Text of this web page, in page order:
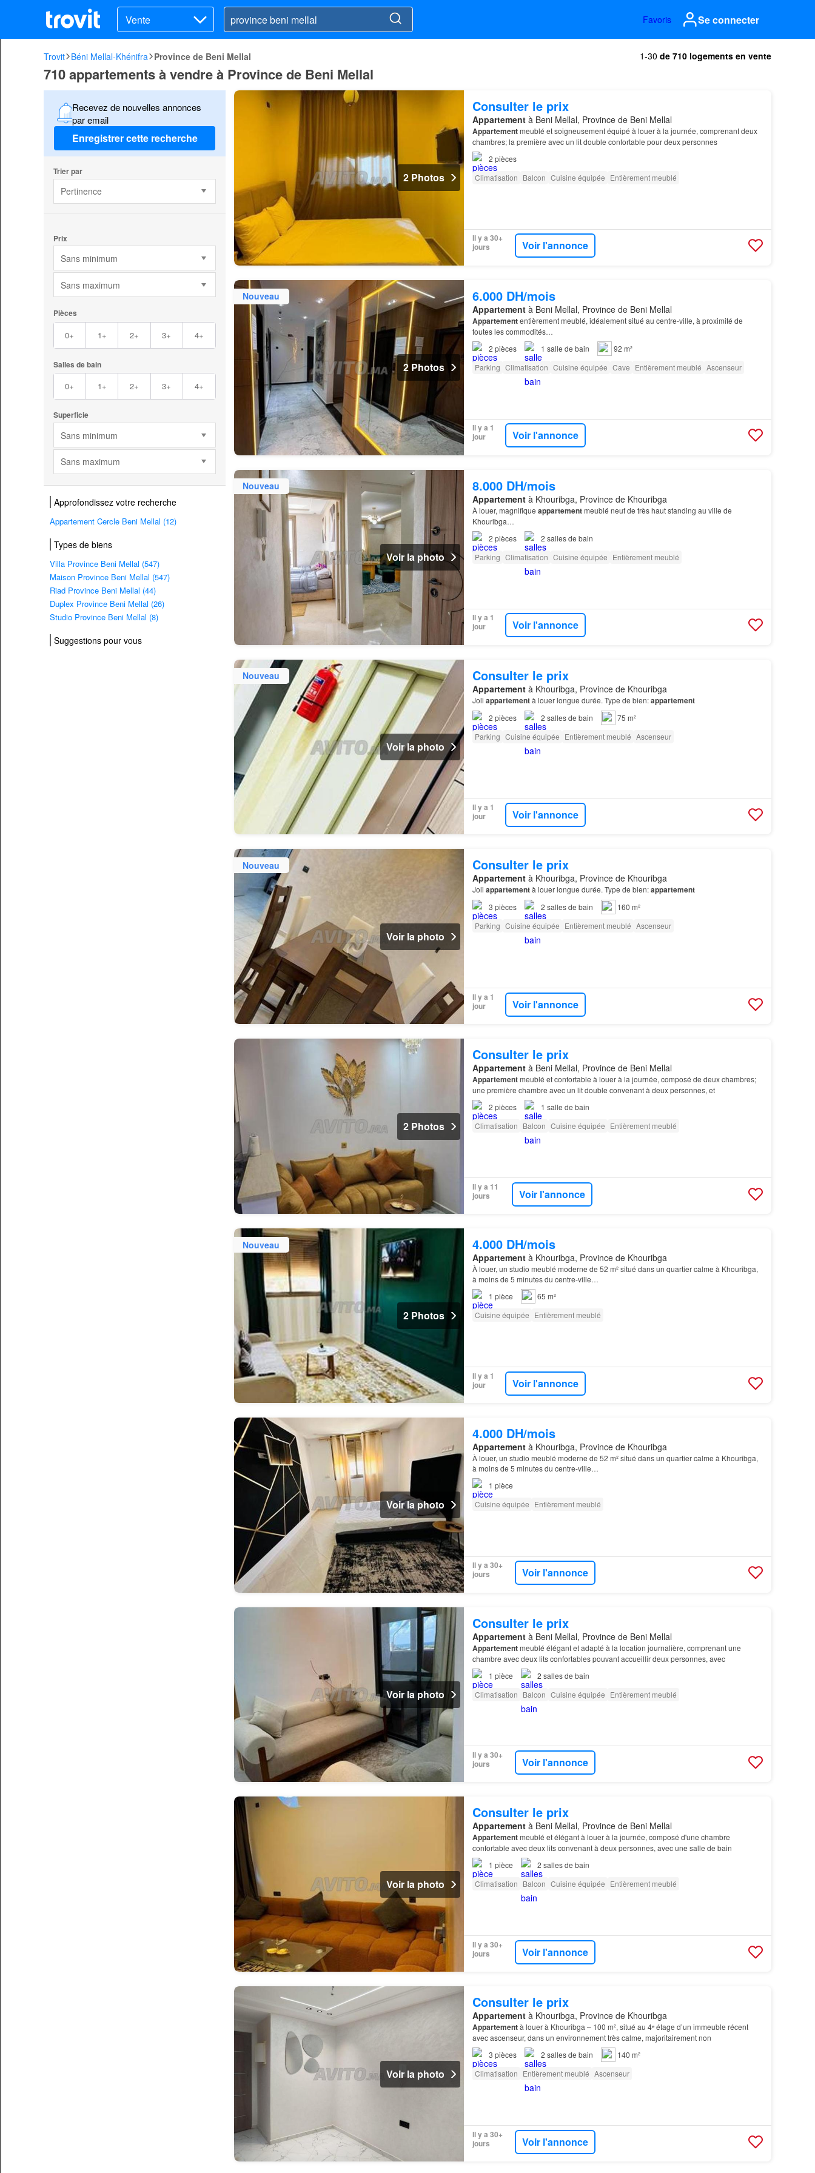
Vente Favoris Se connecter
Trovit Béni Mellal-Khénifra Province de Beni Mellal 1-30 de 710 logements en vente
710 appartements à vendre à Province de Beni Mellal
Recevez de nouvelles annonces
par email
Enregistrer cette recherche
Trier par
Pertinence
Prix
Sans minimum
Sans maximum
Pièces
0+ 1+ 2+ 3+ 4+
Salles de bain
0+ 1+ 2+ 3+ 4+
Superficie
Sans minimum
Sans maximum
Approfondissez votre recherche
Appartement Cercle Beni Mellal (12)
Types de biens
Villa Province Beni Mellal (547)
Maison Province Beni Mellal (547)
Riad Province Beni Mellal (44)
Duplex Province Beni Mellal (26)
Studio Province Beni Mellal (8)
Suggestions pour vous
2 Photos
Consulter le prix
Appartementà Beni Mellal, Province de Beni Mellal
Appartementmeublé et soigneusement équipé à louer à la journée, comprenant deux
chambres; la première avec un lit double confortable pour deux personnes
2 pièces
Climatisation Balcon Cuisine équipée Entièrement meublé
Il y a 30+
jours
Voir l'annonce
Nouveau
2 Photos
6.000 DH/mois
Appartementà Beni Mellal, Province de Beni Mellal
Appartemententièrement meublé, idéalement situé au centre-ville, à proximité de
toutes les commodités…
2 pièces 1 salle de bain
92 m²
Parking Climatisation Cuisine équipée Cave Entièrement meublé Ascenseur
Il y a 1
jour
Voir l'annonce
Nouveau
Voir la photo
8.000 DH/mois
Appartementà Khouribga, Province de Khouribga
À louer, magnifique appartementmeublé neuf de très haut standing au ville de
Khouribga…
2 pièces 2 salles de bain
Parking Climatisation Cuisine équipée Entièrement meublé
Il y a 1
jour
Voir l'annonce
Nouveau
Voir la photo
Consulter le prix
Appartementà Khouribga, Province de Khouribga
Joli appartementà louer longue durée. Type de bien:appartement
2 pièces 2 salles de bain
75 m²
Parking Cuisine équipée Entièrement meublé Ascenseur
Il y a 1
jour
Voir l'annonce
Nouveau
Voir la photo
Consulter le prix
Appartementà Khouribga, Province de Khouribga
Joli appartementà louer longue durée. Type de bien:appartement
3 pièces 2 salles de bain
160 m²
Parking Cuisine équipée Entièrement meublé Ascenseur
Il y a 1
jour
Voir l'annonce
2 Photos
Consulter le prix
Appartementà Beni Mellal, Province de Beni Mellal
Appartementmeublé et confortable à louer à la journée, composé de deux chambres;
une première chambre avec un lit double convenant à deux personnes, et
2 pièces 1 salle de bain
Climatisation Balcon Cuisine équipée Entièrement meublé
Il y a 11
jours
Voir l'annonce
Nouveau
2 Photos
4.000 DH/mois
Appartementà Khouribga, Province de Khouribga
À louer, un studio meublé moderne de 52 m² situé dans un quartier calme à Khouribga,
à moins de 5 minutes du centre-ville…
1 pièce
65 m²
Cuisine équipée Entièrement meublé
Il y a 1
jour
Voir l'annonce
Voir la photo
4.000 DH/mois
Appartementà Khouribga, Province de Khouribga
À louer, un studio meublé moderne de 52 m² situé dans un quartier calme à Khouribga,
à moins de 5 minutes du centre-ville…
1 pièce
Cuisine équipée Entièrement meublé
Il y a 30+
jours
Voir l'annonce
Voir la photo
Consulter le prix
Appartementà Beni Mellal, Province de Beni Mellal
Appartementmeublé élégant et adapté à la location journalière, comprenant une
chambre avec deux lits confortables pouvant accueillir deux personnes, avec
1 pièce 2 salles de bain
Climatisation Balcon Cuisine équipée Entièrement meublé
Il y a 30+
jours
Voir l'annonce
Voir la photo
Consulter le prix
Appartementà Beni Mellal, Province de Beni Mellal
Appartementmeublé et élégant à louer à la journée, composé d'une chambre
confortable avec deux lits convenant à deux personnes, avec une salle de bain
1 pièce 2 salles de bain
Climatisation Balcon Cuisine équipée Entièrement meublé
Il y a 30+
jours
Voir l'annonce
Voir la photo
Consulter le prix
Appartementà Khouribga, Province de Khouribga
Appartementà louer à Khouribga – 100 m², situé au 4ᵉ étage d’un immeuble récent
avec ascenseur, dans un environnement très calme, majoritairement non
3 pièces 2 salles de bain
140 m²
Climatisation Entièrement meublé Ascenseur
Il y a 30+
jours
Voir l'annonce